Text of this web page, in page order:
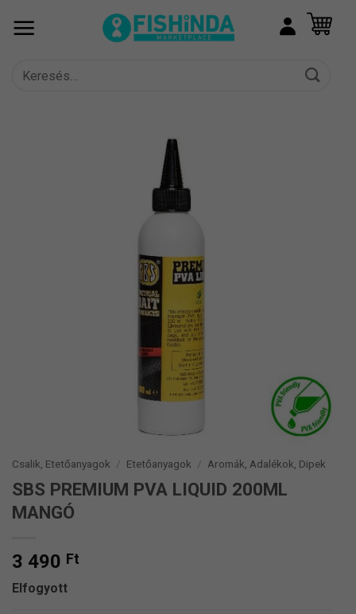
Keresés
Csalik, Etetőanyagok / Etetőanyagok / Aromák, Adalékok, Dipek
SBS PREMIUM PVA LIQUID 200ML
MANGÓ
3 490 Ft
Elfogyott